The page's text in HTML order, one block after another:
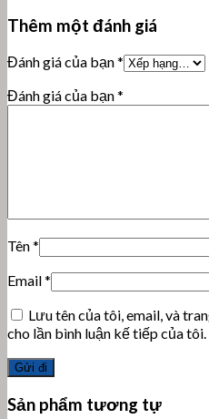
Thêm một đánh giá
Đánh giá của bạn*
Đánh giá của bạn*
Tên*
Email*
Lưu tên của tôi, email, và
cho lần bình luận kế tiếp của tôi.
Sản phẩm tương tự